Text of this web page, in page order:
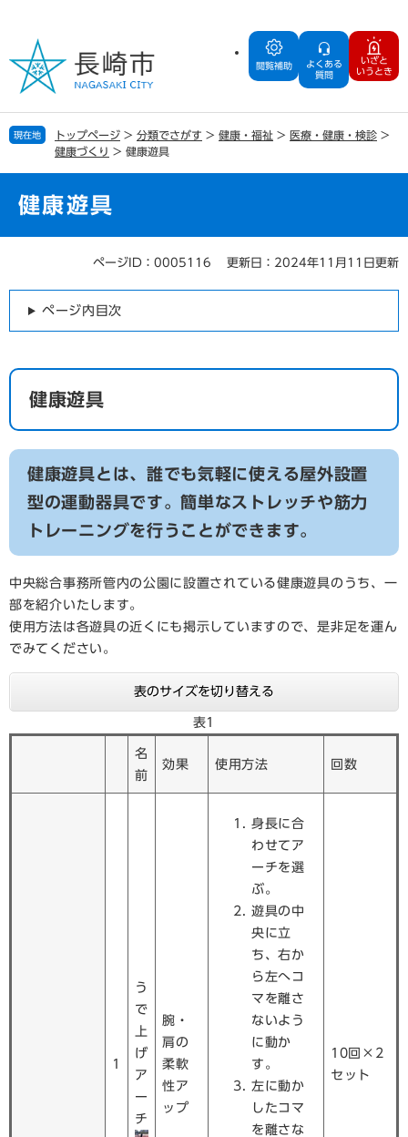
の
で
す
ー
ば
し
閲覧補助
よくある
質問
いざと
いうとき
現在地 トップページ > 分類でさがす > 健康・福祉 > 医療・健康・検診 >
健康づくり > 健康遊具
健康遊具
ページID：0005116 更新日：2024年11月11日更新
ページ内目次
健康遊具
健康遊具とは、誰でも気軽に使える屋外設置
型の運動器具です。簡単なストレッチや筋力
トレーニングを行うことができます。
中央総合事務所管内の公園に設置されている健康遊具のうち、一
部を紹介いたします。
使用方法は各遊具の近くにも掲示していますので、是非足を運ん
でみてください。
表のサイズを切り替える
表1
名
前
効果 使用方法 回数
1
う
で
上
げ
ア
ー
チ
腕・
肩の
柔軟
性ア
ップ
身長に合
わせてア
ーチを選
ぶ。
遊具の中
央に立
ち、右か
ら左へコ
マを離さ
ないよう
に動か
す。
左に動か
したコマ
を離さな
10回×2
セット